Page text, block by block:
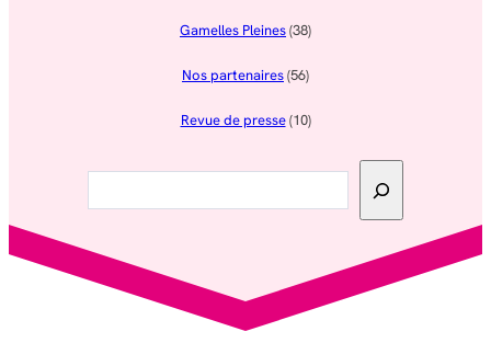
Gamelles Pleines(38)
Nos partenaires(56)
Revue de presse(10)
Rechercher